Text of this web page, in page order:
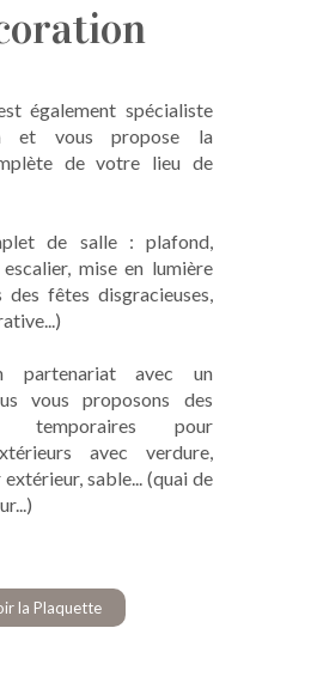
également spécialiste
et vous propose la
de votre lieu de
de salle : plafond,
mise en lumière
des fêtes disgracieuses,
partenariat avec un
vous proposons des
temporaires pour
avec verdure,
sable... (quai de
la Plaquette